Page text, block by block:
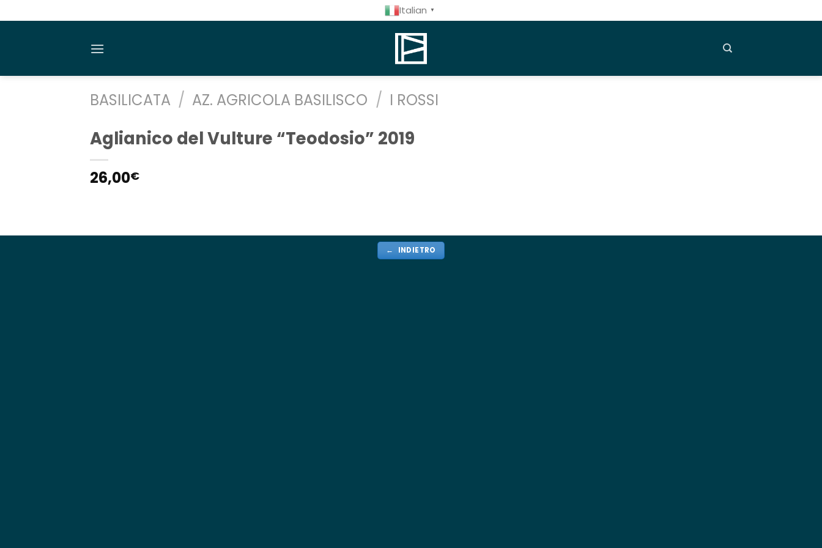
ai
Italian ▼
BASILICATA / AZ. AGRICOLA BASILISCO / I ROSSI
Aglianico del Vulture “Teodosio” 2019
26,00€
← INDIETRO